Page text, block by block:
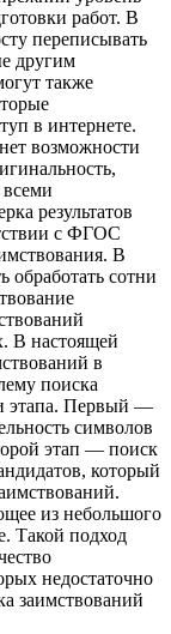
работ. В
переписывать
другим
также
в интернете.
возможности
всеми
результатов
с ФГОС
В
обработать сотни
В настоящей
в
поиска
этапа. Первый —
символов
этап — поиск
который
из небольшого
Такой подход
недостаточно
заимствований